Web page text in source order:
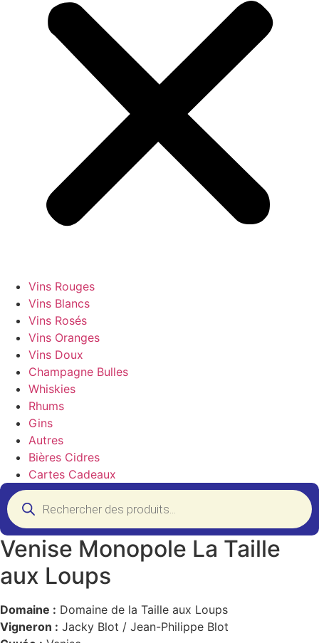
Vins Rouges
Vins Blancs
Vins Rosés
Vins Oranges
Vins Doux
Champagne Bulles
Whiskies
Rhums
Gins
Autres
Bières Cidres
Cartes Cadeaux
Recherche
de
produits
Venise Monopole La Taille
aux Loups
Domaine : Domaine de la Taille aux Loups
Vigneron : Jacky Blot / Jean-Philippe Blot